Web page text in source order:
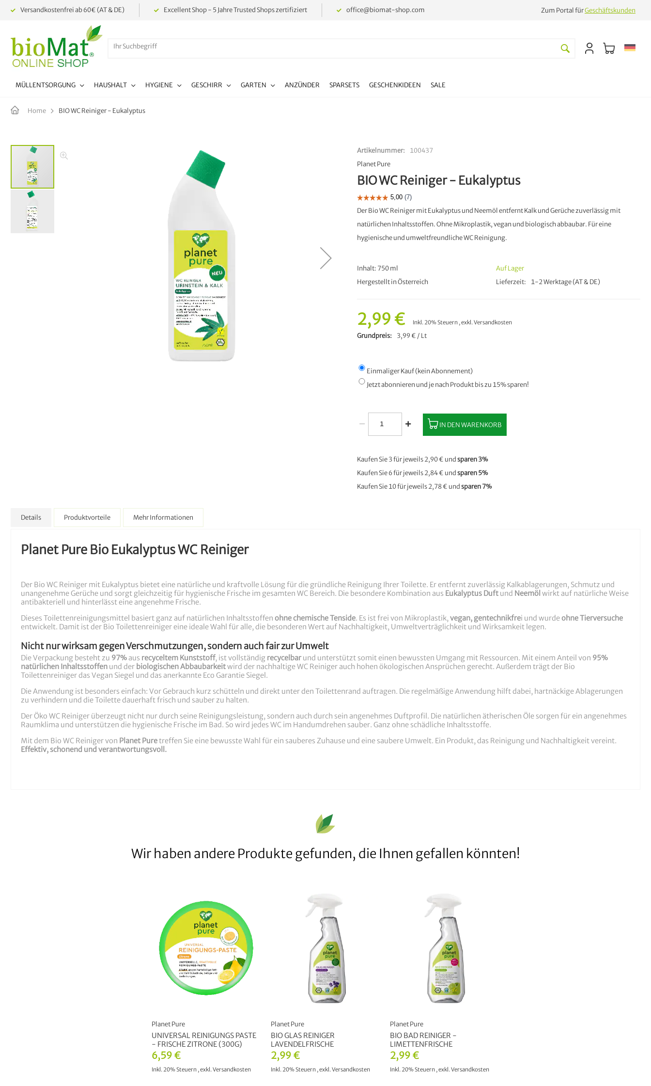
Versandkostenfrei ab 60€ (AT & DE) Excellent Shop - 5 Jahre Trusted Shops zertifiziert office@biomat-shop.com Zum Portal fürGeschäftskunden
MÜLLENTSORGUNG HAUSHALT HYGIENE GESCHIRR GARTEN ANZÜNDER SPARSETS GESCHENKIDEEN SALE
Home BIO WC Reiniger - Eukalyptus
Artikelnummer
100437
Planet Pure
BIO WC Reiniger - Eukalyptus
Der Bio WC Reiniger mit Eukalyptus und Neemöl entfernt Kalk und Gerüche zuverlässig mit
natürlichen Inhaltsstoffen. Ohne Mikroplastik, vegan und biologisch abbaubar. Für eine
hygienische und umweltfreundliche WC Reinigung.
Inhalt: 750 ml
Hergestellt in Österreich
Auf Lager
Lieferzeit
1-2 Werktage (AT & DE)
2,99 € Inkl. 20% Steuern ,exkl.Versandkosten
Grundpreis 3,99 € / Lt
Einmaliger Kauf (kein Abonnement)
Jetzt abonnieren und je nach Produkt bis zu 15% sparen!
IN DEN WARENKORB
Kaufen Sie 3 für jeweils2,90 € undsparen3%
Kaufen Sie 6 für jeweils2,84 € undsparen5%
Kaufen Sie 10 für jeweils2,78 € undsparen7%
Details
Planet Pure Bio Eukalyptus WC Reiniger
Der Bio WC Reiniger mit Eukalyptus bietet eine natürliche und kraftvolle Lösung für die gründliche Reinigung Ihrer Toilette. Er entfernt zuverlässig Kalkablagerungen, Schmutz und
unangenehme Gerüche und sorgt gleichzeitig für hygienische Frische im gesamten WC Bereich. Die besondere Kombination aus Eukalyptus Duft und Neemöl wirkt auf natürliche Weise
antibakteriell und hinterlässt eine angenehme Frische.
Dieses Toilettenreinigungsmittel basiert ganz auf natürlichen Inhaltsstoffen ohne chemische Tenside. Es ist frei von Mikroplastik, vegan, gentechnikfrei und wurdeohne Tierversuche
entwickelt. Damit ist der Bio Toilettenreiniger eine ideale Wahl für alle, die besonderen Wert auf Nachhaltigkeit, Umweltverträglichkeit und Wirksamkeit legen.
Nicht nur wirksam gegen Verschmutzungen, sondern auch fair zur Umwelt
Die Verpackung besteht zu 97% aus recyceltem Kunststoff, ist vollständig recycelbar und unterstützt somit einen bewussten Umgang mit Ressourcen. Mit einem Anteil von 95%
natürlichen Inhaltsstoffen und der biologischen Abbaubarkeitwird der nachhaltige WC Reiniger auch hohen ökologischen Ansprüchen gerecht. Außerdem trägt der Bio
Toilettenreiniger das Vegan Siegel und das anerkannte Eco Garantie Siegel.
Die Anwendung ist besonders einfach: Vor Gebrauch kurz schütteln und direkt unter den Toilettenrand auftragen. Die regelmäßige Anwendung hilft dabei, hartnäckige Ablagerungen
zu verhindern und die Toilette dauerhaft frisch und sauber zu halten.
Der Öko WC Reiniger überzeugt nicht nur durch seine Reinigungsleistung, sondern auch durch sein angenehmes Duftprofil. Die natürlichen ätherischen Öle sorgen für ein angenehmes
Raumklima und unterstützen die hygienische Frische im Bad. So wird jedes WC im Handumdrehen sauber. Ganz ohne schädliche Inhaltsstoffe.
Mit dem Bio WC Reiniger von Planet Puretreffen Sie eine bewusste Wahl für ein sauberes Zuhause und eine saubere Umwelt. Ein Produkt, das Reinigung und Nachhaltigkeit vereint.
Effektiv, schonend und verantwortungsvoll.
Produktvorteile Mehr Informationen
Wir haben andere Produkte gefunden, die Ihnen gefallen könnten!
6,59 €
Inkl. 20% Steuern ,exkl.Versandkosten
Planet Pure
UNIVERSAL REINIGUNGS PASTE
- FRISCHE ZITRONE (300G)
2,99 €
Inkl. 20% Steuern ,exkl.Versandkosten
Planet Pure
BIO GLAS REINIGER
LAVENDELFRISCHE
2,99 €
Inkl. 20% Steuern ,exkl.Versandkosten
Planet Pure
BIO BAD REINIGER -
LIMETTENFRISCHE